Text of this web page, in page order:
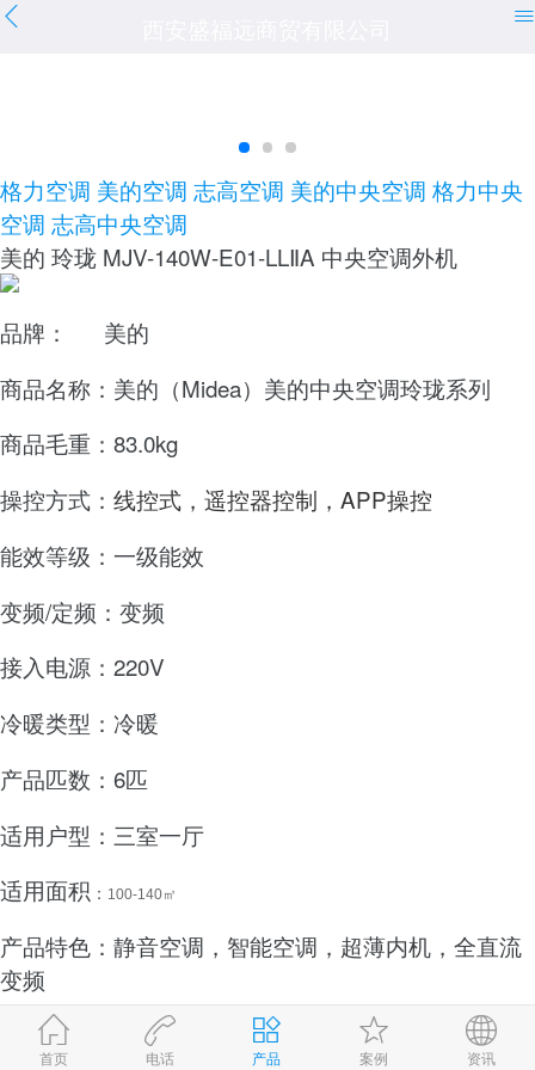
首页 电话 产品 案例 资讯
格力空调 美的空调 志高空调 美的中央空调 格力中央
空调 志高中央空调
美的 玲珑 MJV-140W-E01-LLⅡA 中央空调外机
品牌： 美的
商品名称：美的（Midea）美的中央空调玲珑系列
商品毛重：83.0kg
操控方式： 线控式，遥控器控制，APP操控
能效等级：一级能效
变频/定频：变频
接入电源：220V
冷暖类型：冷暖
产品匹数：6匹
适用户型：三室一厅
适用面积 ： 100-140㎡
产品特色：静音空调，智能空调，超薄内机，全直流
变频
外机尺寸： 宽1040mm；高410mm；深865mm